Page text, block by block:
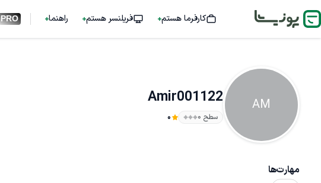
کارفرما هستم فریلنسر هستم راهنما PRO
AM
Amir001122
سطح ۰ 0
مهارت‌ها